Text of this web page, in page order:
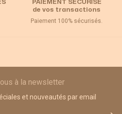
PAIEMENT SÉCURISÉ
de vos transactions
Paiement 100% sécurisés.
à la newsletter
et nouveautés par email